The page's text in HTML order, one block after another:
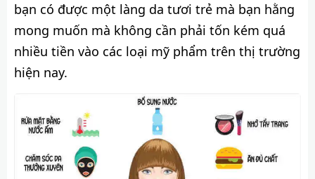
bạn có được một làng da tươi trẻ mà bạn hằng
mong muốn mà không cần phải tốn kém quá
nhiều tiền vào các loại mỹ phẩm trên thị trường
hiện nay.